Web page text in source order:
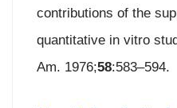
contributions of the
quantitative in vitro
Am. 1976;58:583–594.